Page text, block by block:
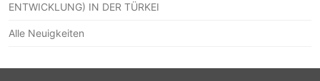
ENTWICKLUNG) IN DER TÜRKEI
Alle Neuigkeiten